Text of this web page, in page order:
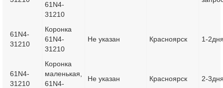
61N4-
31210
61N4-
31210
Коронка
61N4-
31210
Не указан Красноярск 1-
61N4-
31210
Коронка
маленькая,
61N4-
Не указан Красноярск 2-